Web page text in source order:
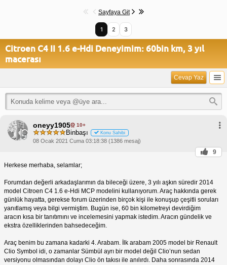
Sayfaya Git
1 2 3
Citroen C4 II 1.6 e-Hdi Deneyimim: 60bin km, 3 yıl
macerası
Cevap Yaz
oneyy1905 10+
Binbaşı Konu Sahibi
08 Ocak 2021 Cuma 03:18:38 (1386 mesaj)
9
Herkese merhaba, selamlar;
Forumdan değerli arkadaşlarımın da bileceği üzere, 3 yılı aşkın süredir 2014
model Citroen C4 1.6 e-Hdi MCP modelini kullanıyorum. Araç hakkında gerek
günlük hayatta, gerekse forum üzerinden birçok kişi ile konuşup çeşitli soruları
yanıtlamış veya bilgi vermiştim. Bugün ise, 60 bin kilometreyi devirdiğim
aracın kısa bir tanıtımını ve incelemesini yapmak istedim. Aracın gündelik ve
ekstra özelliklerinden bahsedeceğim.
Araç benim bu zamana kadarki 4. Arabam. İlk arabam 2005 model bir Renault
Clio Symbol idi, o zamanlar Sümbül ayrı bir model değil Clio’nun sedan
versiyonu olmasından dolayı Clio ön takısı ile anılırdı. Daha sonrasında 2014